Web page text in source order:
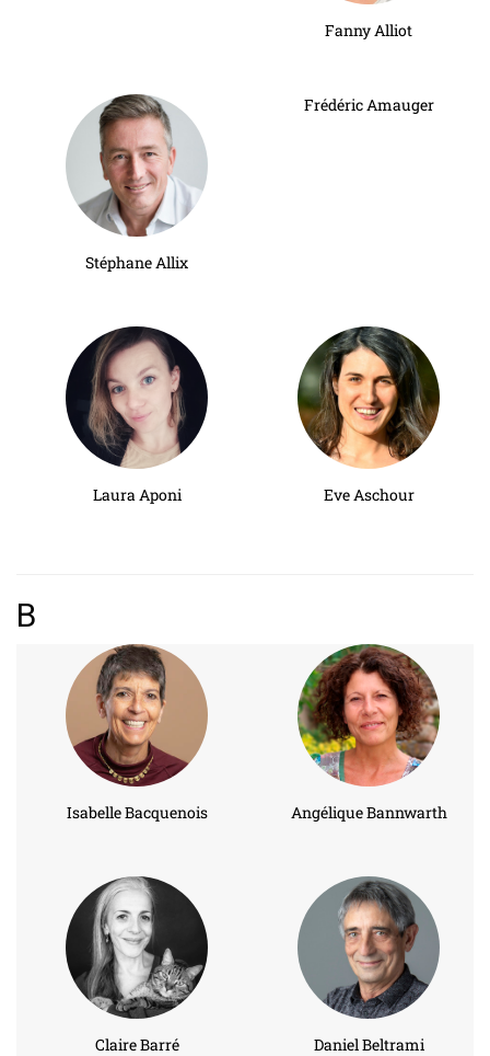
Fanny Alliot
Stéphane Allix
Frédéric Amauger
Laura Aponi Eve Aschour
B
Isabelle Bacquenois Angélique Bannwarth
Claire Barré Daniel Beltrami